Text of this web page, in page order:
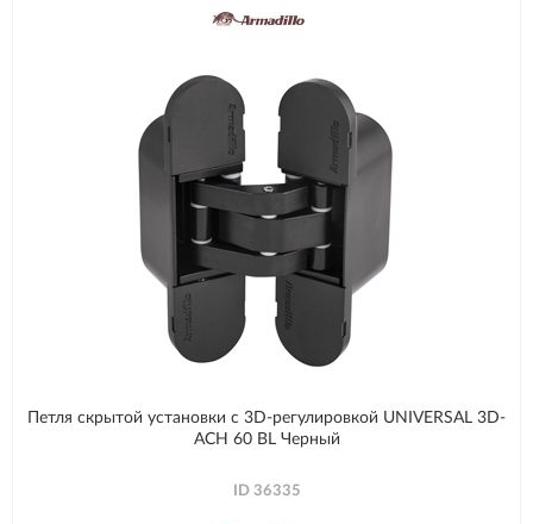
Петля скрытой установки с 3D-регулировкой UNIVERSAL 3D-
ACH 60 BL Черный
ID 36335